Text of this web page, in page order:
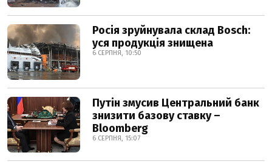
Росія зруйнувала склад Bosch:
уся продукція знищена
6 СЕРПНЯ, 10:50
Путін змусив Центральний банк
знизити базову ставку –
Bloomberg
6 СЕРПНЯ, 15:07